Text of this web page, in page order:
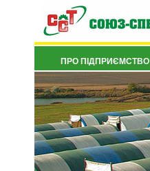
ПРО ПІДПРИЄМСТВО